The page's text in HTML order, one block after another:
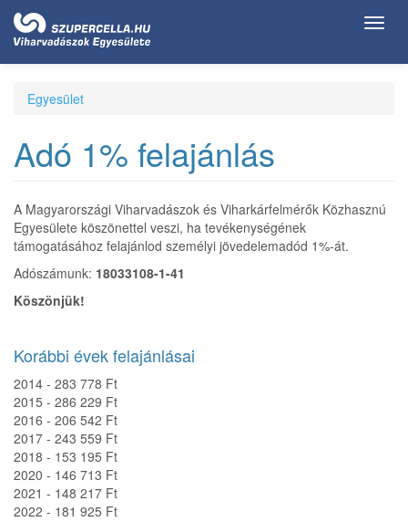
Ugrás
tartalomra
Egyesület
Adó 1% felajánlás
A Magyarországi Viharvadászok és Viharkárfelmérők Közhasznú
Egyesülete köszönettel veszi, ha tevékenységének
támogatásához felajánlod személyi jövedelemadód 1%-át.
Adószámunk: 18033108-1-41
Köszönjük!
Korábbi évek felajánlásai
2014 - 283 778 Ft
2015 - 286 229 Ft
2016 - 206 542 Ft
2017 - 243 559 Ft
2018 - 153 195 Ft
2020 - 146 713 Ft
2021 - 148 217 Ft
2022 - 181 925 Ft